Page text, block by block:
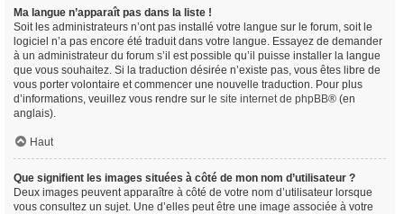
Ma langue n’apparaît pas dans la liste !
Soit les administrateurs n’ont pas installé votre langue sur le forum, soit le
logiciel n’a pas encore été traduit dans votre langue. Essayez de demander
à un administrateur du forum s’il est possible qu’il puisse installer la langue
que vous souhaitez. Si la traduction désirée n’existe pas, vous êtes libre de
vous porter volontaire et commencer une nouvelle traduction. Pour plus
d’informations, veuillez vous rendre sur le site internet de phpBB® (en
anglais).
Haut
Que signifient les images situées à côté de mon nom d’utilisateur ?
Deux images peuvent apparaître à côté de votre nom d’utilisateur lorsque
vous consultez un sujet. Une d’elles peut être une image associée à votre